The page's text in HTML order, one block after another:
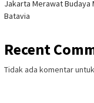
“Diantaranya adalah
Tidak mau